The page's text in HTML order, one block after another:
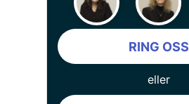
RING OSS
eller